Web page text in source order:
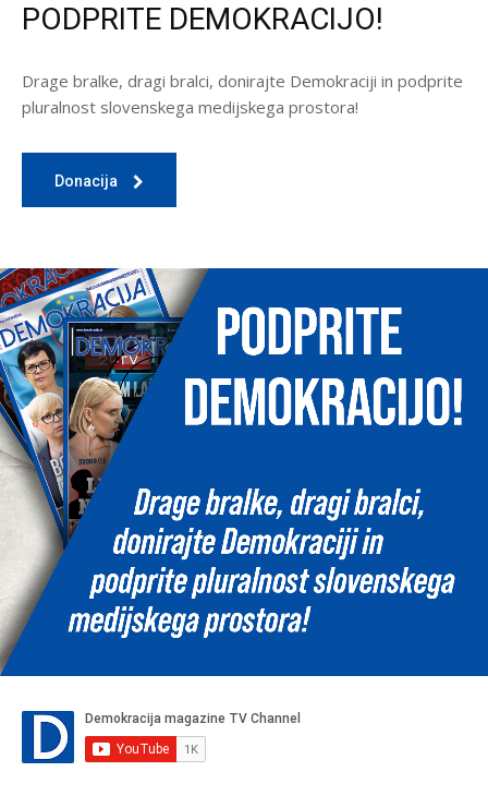
PODPRITE DEMOKRACIJO!
Drage bralke, dragi bralci, donirajte Demokraciji in podprite
pluralnost slovenskega medijskega prostora!
Donacija